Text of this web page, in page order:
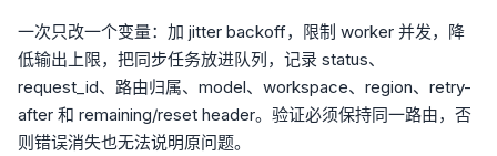
一次只改一个变量：加 jitter backoff，限制 worker 并发，降
低输出上限，把同步任务放进队列，记录 status、
request_id、路由归属、model、workspace、region、retry-
after 和 remaining/reset header。验证必须保持同一路由，否
则错误消失也无法说明原问题。